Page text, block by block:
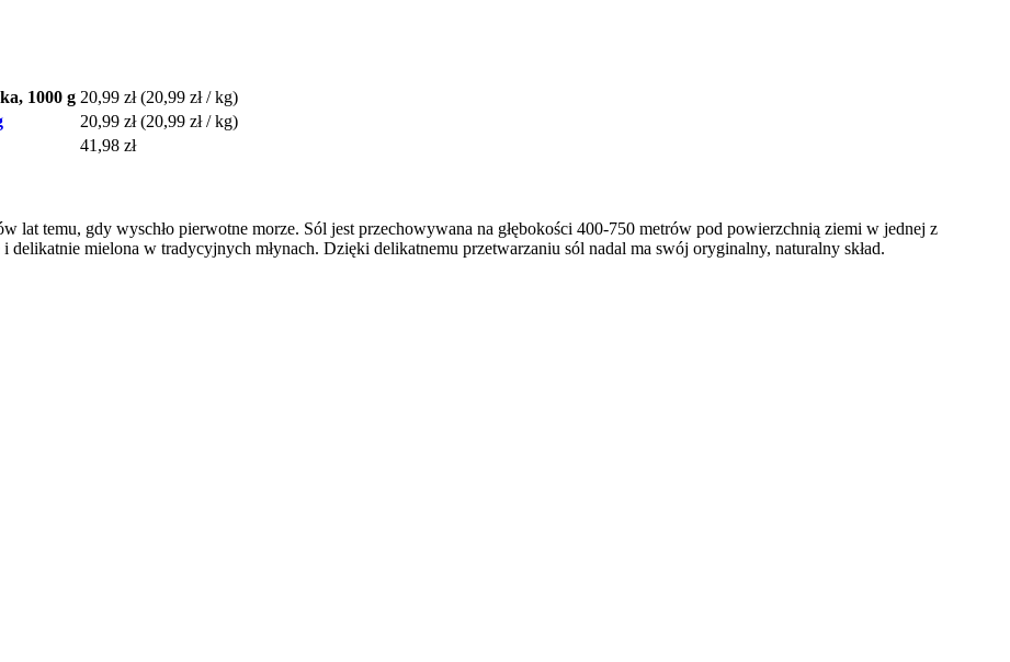
1000 g 20,99 zł (20,99 zł / kg)
20,99 zł (20,99 zł / kg)
41,98 zł
lat temu, gdy wyschło pierwotne morze. Sól jest przechowywana na głębokości 400-750 metrów pod powierzchnią ziemi w jednej z
mielona w tradycyjnych młynach. Dzięki delikatnemu przetwarzaniu sól nadal ma swój oryginalny, naturalny skład.